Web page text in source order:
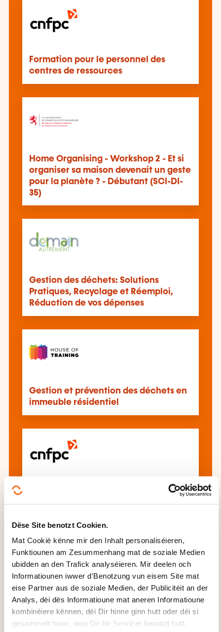
Dëse Site benotzt Cookien.
Mat Cookië kënne mir den Inhalt personaliséieren,
Funktiounen am Zesummenhang mat de soziale Medien
ubidden an den Trafick analyséieren. Mir deelen och
Informatiounen iwwer d'Benotzung vun eisem Site mat
eise Partner aus de soziale Medien, der Publicitéit an der
Analys, déi dës Informatioune mat aneren Informatioune
kombinéiere kënnen, déi Dir hinne ginn hutt oder déi si
gesammelt hunn, wou Dir hir Servicer benotzt hutt.
Formation pour le personnel des
centres de ressources
Home Organising - Workshop 2 - Et si
organiser sa maison devenait un geste
pour la planète ? - Débutant (SCI-DI-
35)
Gestion des déchets: Solutions
Pratiques, Recyclage et Réemploi,
Réduction de vos dépenses
Gestion et prévention des déchets en
immeuble résidentiel
Gestion des déchets et des ressources
All d'Formatioune gesinn
Dës aner Formatioune kéinten Iech och
interesséieren:
Bebauungsplang
Biodiversitéit
Buedemverschmotzung
Ëmwelt